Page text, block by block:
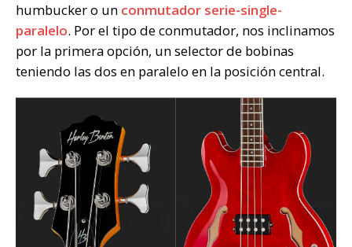
humbucker o un conmutador serie-single-
paralelo. Por el tipo de conmutador, nos inclinamos
por la primera opción, un selector de bobinas
teniendo las dos en paralelo en la posición central.